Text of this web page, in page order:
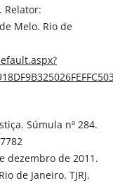
Relator:
Melo. Rio de
Súmula nº 284.
dezembro de 2011.
de Janeiro. TJRJ,